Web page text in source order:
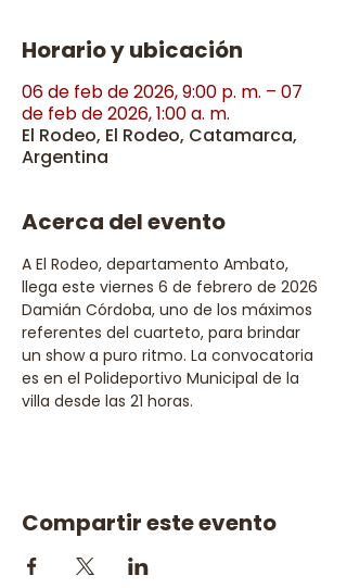
Horario y ubicación
06 de feb de 2026, 9:00 p. m. – 07
de feb de 2026, 1:00 a. m.
El Rodeo, El Rodeo, Catamarca,
Argentina
Acerca del evento
A El Rodeo, departamento Ambato,
llega este viernes 6 de febrero de 2026
Damián Córdoba, uno de los máximos
referentes del cuarteto, para brindar
un show a puro ritmo. La convocatoria
es en el Polideportivo Municipal de la
villa desde las 21 horas.
Compartir este evento